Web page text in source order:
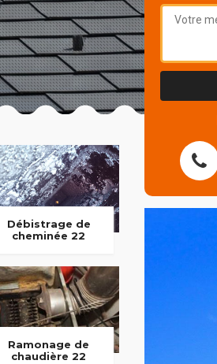
Débistrage de
cheminée 22
Ramonage de
chaudière 22